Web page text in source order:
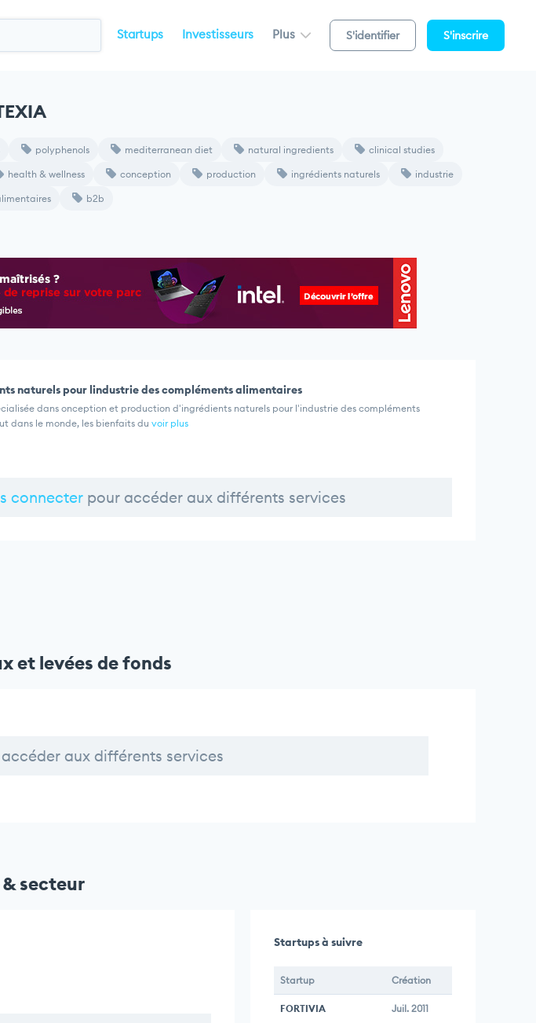
Startups Investisseurs Plus S'identifier S'inscrire
polyphenols mediterranean diet natural ingredients clinical studies
health & wellness conception production ingrédients naturels industrie
b2b
naturels pour lindustrie des compléments alimentaires
dans onception et production d'ingrédients naturels pour l'industrie des compléments
dans le monde, les bienfaits du voir plus
connecter pour accéder aux différents services
et levées de fonds
aux différents services
secteur
Startups à suivre
Startup Création
FORTIVIA Juil. 2011